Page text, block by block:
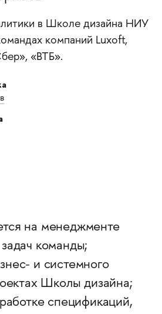
в Школе дизайна НИУ
компаний Luxoft,
«ВТБ».
на менеджменте
команды;
и системного
Школы дизайна;
спецификаций,